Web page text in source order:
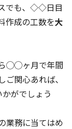
でも、◇◇日目
作成の工数を大
◯◯ヶ月で年間
関心あれば、
がでしょう
業務に当てはめ